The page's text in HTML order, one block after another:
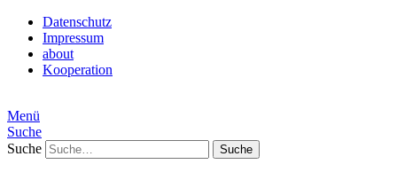
Datenschutz
Impressum
about
Kooperation
Menü
Suche
Suche